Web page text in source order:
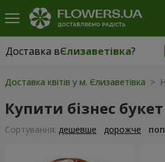
Доставка вЄлизаветівка?
Доставка вЄлизаветівка|
Доставка квітів у м. Єлизаветівка >
Купити бізнес букет
Сортування: дешевше дорожче